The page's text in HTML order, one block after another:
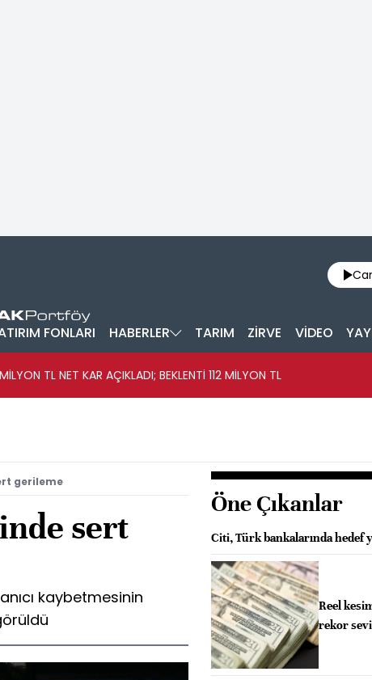
FONLARI HABERLER TARIM ZİRVE VİDEO
TL NET KAR AÇIKLADI; BEKLENTİ 112 MİLYON TL
gerileme
sert
kaybetmesinin
Öne Çıkanlar
Citi, Türk bankalarında hedef
Reel
rekor